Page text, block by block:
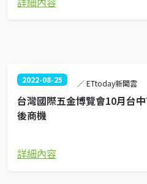
2022-08-25 ／ ETtoday新聞雲
台灣國際五金博覽會10月台
後商機
詳細內容